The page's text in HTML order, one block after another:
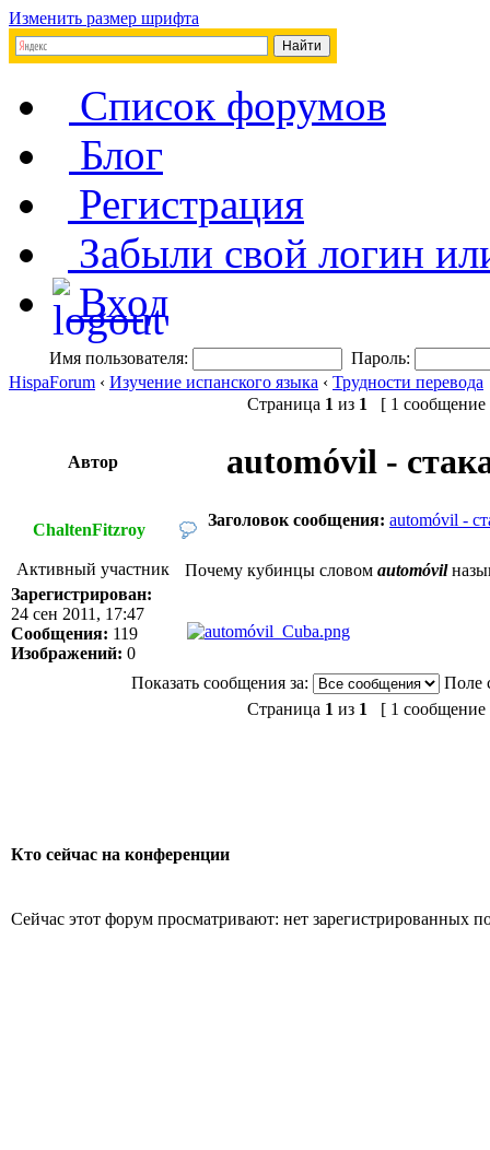
Изменить размер шрифта
Список форумов
Блог
Регистрация
Забыли свой логин
Вход
Имя пользователя:
Пароль:
HispaForum ‹ Изучение испанского языка ‹ Трудности перевода
Страница 1 из 1 [ 1 сообщение
Автор automóvil -
ChaltenFitzroy
Заголовок сообщения: automóvil -
Активный участник
Зарегистрирован:
24 сен 2011, 17:47
Сообщения: 119
Изображений: 0
Почему кубинцы словом automóvil
Показать сообщения за:
Поле
Страница 1 из 1 [ 1 сообщение
Кто сейчас на конференции
Сейчас этот форум просматривают: нет зарегистрированных